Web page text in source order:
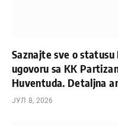
Saznajte sve o
ugovoru sa KK
Huventuda. Detaljna
ЈУЛ 8, 2026